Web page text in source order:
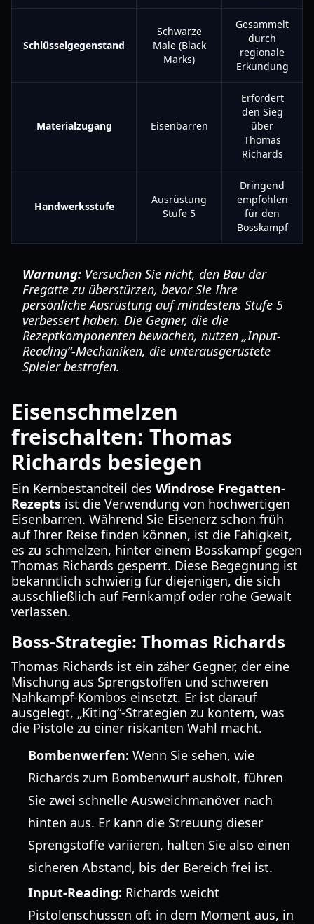
Schlüsselgegenstand
Schwarze
Male (Black
Marks)
Gesammelt
durch
regionale
Erkundung
Materialzugang Eisenbarren
Erfordert
den Sieg
über
Thomas
Richards
Handwerksstufe
Ausrüstung
Stufe 5
Dringend
empfohlen
für den
Bosskampf
Warnung: Versuchen Sie nicht, den Bau der
Fregatte zu überstürzen, bevor Sie Ihre
persönliche Ausrüstung auf mindestens Stufe 5
verbessert haben. Die Gegner, die die
Rezeptkomponenten bewachen, nutzen „Input-
Reading“-Mechaniken, die unterausgerüstete
Spieler bestrafen.
Eisenschmelzen
freischalten: Thomas
Richards besiegen
Ein Kernbestandteil des Windrose Fregatten-
Rezepts ist die Verwendung von hochwertigen
Eisenbarren. Während Sie Eisenerz schon früh
auf Ihrer Reise finden können, ist die Fähigkeit,
es zu schmelzen, hinter einem Bosskampf gegen
Thomas Richards gesperrt. Diese Begegnung ist
bekanntlich schwierig für diejenigen, die sich
ausschließlich auf Fernkampf oder rohe Gewalt
verlassen.
Boss-Strategie: Thomas Richards
Thomas Richards ist ein zäher Gegner, der eine
Mischung aus Sprengstoffen und schweren
Nahkampf-Kombos einsetzt. Er ist darauf
ausgelegt, „Kiting“-Strategien zu kontern, was
die Pistole zu einer riskanten Wahl macht.
Bombenwerfen: Wenn Sie sehen, wie
Richards zum Bombenwurf ausholt, führen
Sie zwei schnelle Ausweichmanöver nach
hinten aus. Er kann die Streuung dieser
Sprengstoffe variieren, halten Sie also einen
sicheren Abstand, bis der Bereich frei ist.
Input-Reading: Richards weicht
Pistolenschüssen oft in dem Moment aus, in